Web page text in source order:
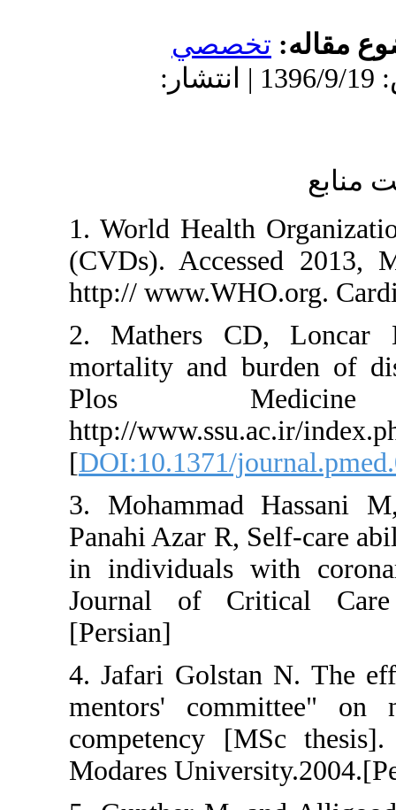
تخصصي
دریافت: 1396/9/19 | پذیرش: 1396/9/19 | انتشار:
1. World Health
(CVDs).
http://
2. Mathers CD,
mortality and
Plos
http://
[DOI:10.1371/
3. Mohammad
Panahi Azar R,
in individuals
Journal of
[Persian]
4. Jafari Golstan
mentors'
competency
Modares